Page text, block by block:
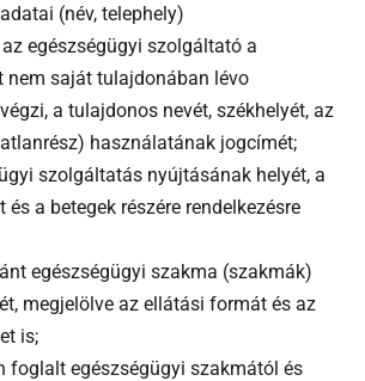
(név, telephely)
egészségügyi szolgáltató a
nem saját tulajdonában lévo
a tulajdonos nevét, székhelyét, az
használatának jogcímét;
szolgáltatás nyújtásának helyét, a
és a betegek részére rendelkezésre
egészségügyi szakma (szakmák)
megjelölve az ellátási formát és az
is;
foglalt egészségügyi szakmától és